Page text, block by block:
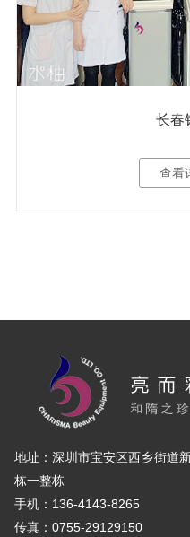
长春
查看
地址：深圳市宝安区西乡街道
栋一整栋
手机：136-4143-8265
传真：0755-29129150